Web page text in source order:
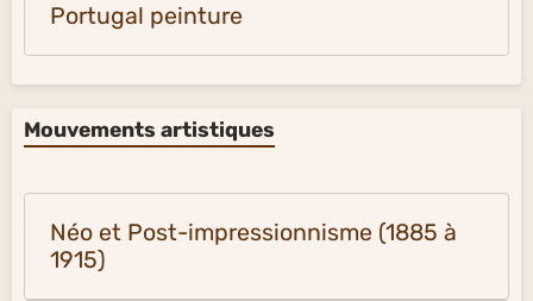
Portugal peinture
Mouvements artistiques
Néo et Post-impressionnisme (1885 à
1915)